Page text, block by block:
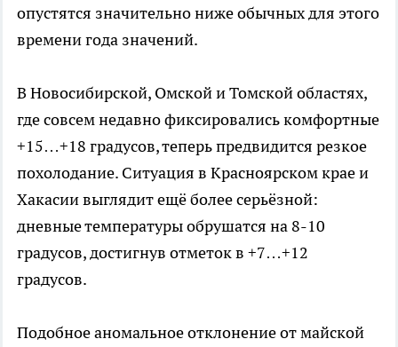
опустятся значительно ниже обычных для этого
времени года значений.
В Новосибирской, Омской и Томской областях,
где совсем недавно фиксировались комфортные
+15…+18 градусов, теперь предвидится резкое
похолодание. Ситуация в Красноярском крае и
Хакасии выглядит ещё более серьёзной:
дневные температуры обрушатся на 8-10
градусов, достигнув отметок в +7…+12
градусов.
Подобное аномальное отклонение от майской